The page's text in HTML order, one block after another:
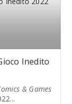
Inedito
& Games